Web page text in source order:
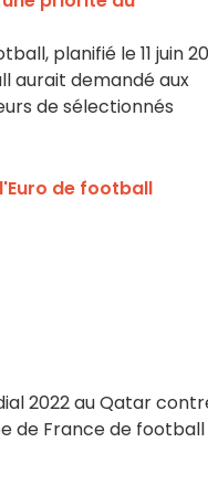
planifié le 11 juin
aurait demandé aux
de sélectionnés
de football
2022 au Qatar
de France de football